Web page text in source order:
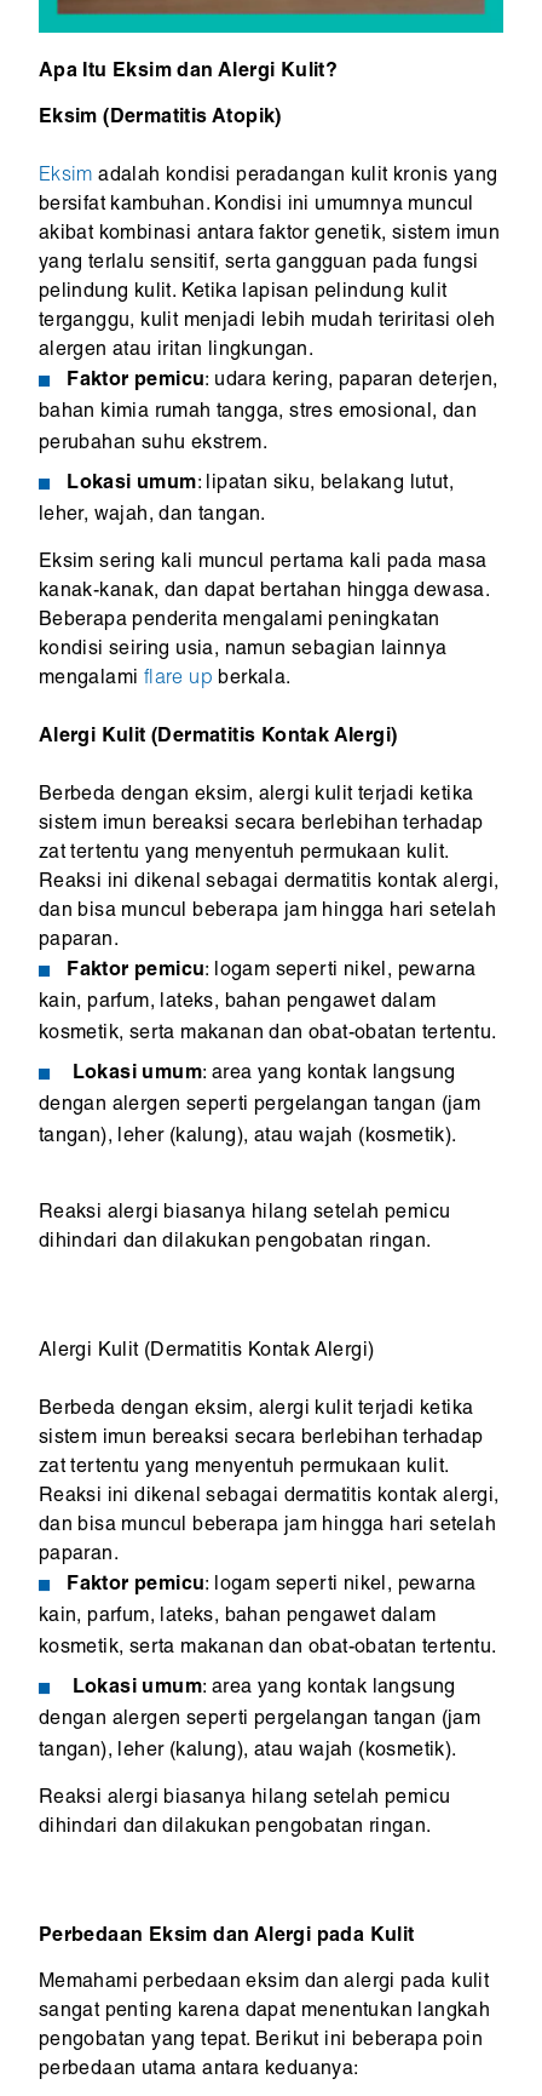
Apa Itu Eksim dan Alergi Kulit?
Eksim (Dermatitis Atopik)
Eksimadalah kondisi peradangan kulit kronis yang
bersifat kambuhan. Kondisi ini umumnya muncul
akibat kombinasi antara faktor genetik, sistem imun
yang terlalu sensitif, serta gangguan pada fungsi
pelindung kulit. Ketika lapisan pelindung kulit
terganggu, kulit menjadi lebih mudah teriritasi oleh
alergen atau iritan lingkungan.
Faktor pemicu: udara kering, paparan deterjen,
bahan kimia rumah tangga, stres emosional, dan
perubahan suhu ekstrem.
Lokasi umum: lipatan siku, belakang lutut,
leher, wajah, dan tangan.
Eksim sering kali muncul pertama kali pada masa
kanak-kanak, dan dapat bertahan hingga dewasa.
Beberapa penderita mengalami peningkatan
kondisi seiring usia, namun sebagian lainnya
mengalami flare up berkala.
Alergi Kulit (Dermatitis Kontak Alergi)
Berbeda dengan eksim, alergi kulit terjadi ketika
sistem imun bereaksi secara berlebihan terhadap
zat tertentu yang menyentuh permukaan kulit.
Reaksi ini dikenal sebagai dermatitis kontak alergi,
dan bisa muncul beberapa jam hingga hari setelah
paparan.
Faktor pemicu: logam seperti nikel, pewarna
kain, parfum, lateks, bahan pengawet dalam
kosmetik, serta makanan dan obat-obatan tertentu.
Lokasi umum: area yang kontak langsung
dengan alergen seperti pergelangan tangan (jam
tangan), leher (kalung), atau wajah (kosmetik).
Reaksi alergi biasanya hilang setelah pemicu
dihindari dan dilakukan pengobatan ringan.
Alergi Kulit (Dermatitis Kontak Alergi)
Berbeda dengan eksim, alergi kulit terjadi ketika
sistem imun bereaksi secara berlebihan terhadap
zat tertentu yang menyentuh permukaan kulit.
Reaksi ini dikenal sebagai dermatitis kontak alergi,
dan bisa muncul beberapa jam hingga hari setelah
paparan.
Faktor pemicu: logam seperti nikel, pewarna
kain, parfum, lateks, bahan pengawet dalam
kosmetik, serta makanan dan obat-obatan tertentu.
Lokasi umum: area yang kontak langsung
dengan alergen seperti pergelangan tangan (jam
tangan), leher (kalung), atau wajah (kosmetik).
Reaksi alergi biasanya hilang setelah pemicu
dihindari dan dilakukan pengobatan ringan.
Perbedaan Eksim dan Alergi pada Kulit
Memahami perbedaan eksim dan alergi pada kulit
sangat penting karena dapat menentukan langkah
pengobatan yang tepat. Berikut ini beberapa poin
perbedaan utama antara keduanya: